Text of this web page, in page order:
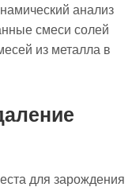
анализ
смеси солей
из металла в
для зарождения